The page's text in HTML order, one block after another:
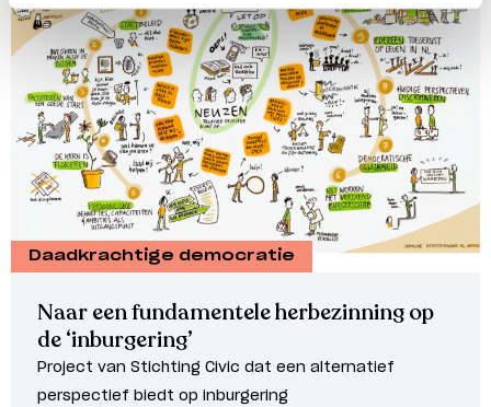
Daadkrachtige democratie
Naar een fundamentele herbezinning op
de ‘inburgering’
Project van Stichting Civic dat een alternatief
perspectief biedt op inburgering